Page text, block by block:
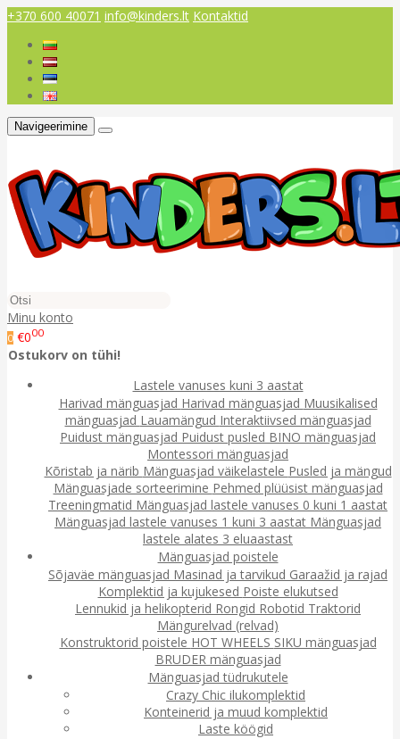
+370 600 40071 info@kinders.lt Kontaktid
Navigeerimine
Minu konto
0 €000
Ostukorv on tühi!
Lastele vanuses kuni 3 aastat
Harivad mänguasjad Harivad mänguasjad Muusikalised
mänguasjad Lauamängud Interaktiivsed mänguasjad
Puidust mänguasjad Puidust pusled BINO mänguasjad
Montessori mänguasjad
Kõristab ja närib Mänguasjad väikelastele Pusled ja mängud
Mänguasjade sorteerimine Pehmed plüüsist mänguasjad
Treeningmatid Mänguasjad lastele vanuses 0 kuni 1 aastat
Mänguasjad lastele vanuses 1 kuni 3 aastat Mänguasjad
lastele alates 3 eluaastast
Mänguasjad poistele
Sõjaväe mänguasjad Masinad ja tarvikud Garaažid ja rajad
Komplektid ja kujukesed Poiste elukutsed
Lennukid ja helikopterid Rongid Robotid Traktorid
Mängurelvad (relvad)
Konstruktorid poistele HOT WHEELS SIKU mänguasjad
BRUDER mänguasjad
Mänguasjad tüdrukutele
Crazy Chic ilukomplektid
Konteinerid ja muud komplektid
Laste köögid